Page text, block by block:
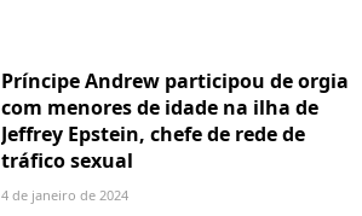
Príncipe Andrew participou de orgia
com menores de idade na ilha de
Jeffrey Epstein, chefe de rede de
tráfico sexual
4 de janeiro de 2024